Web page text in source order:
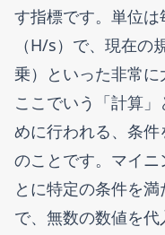
す指標です。単位
（H/s）で、現在
乗）といった非常に
ここでいう「計算
めに行われる、条
のことです。マイ
とに特定の条件を
で、無数の数値を